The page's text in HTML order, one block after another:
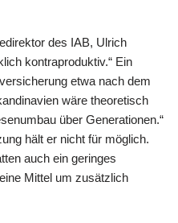
des IAB, Ulrich
kontraproduktiv.“ Ein
etwa nach dem
wäre theoretisch
über Generationen.“
hält er nicht für möglich.
auch ein geringes
Mittel um zusätzlich